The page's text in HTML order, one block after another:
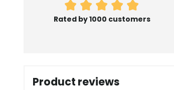
Rated by 1000 customers
Product reviews